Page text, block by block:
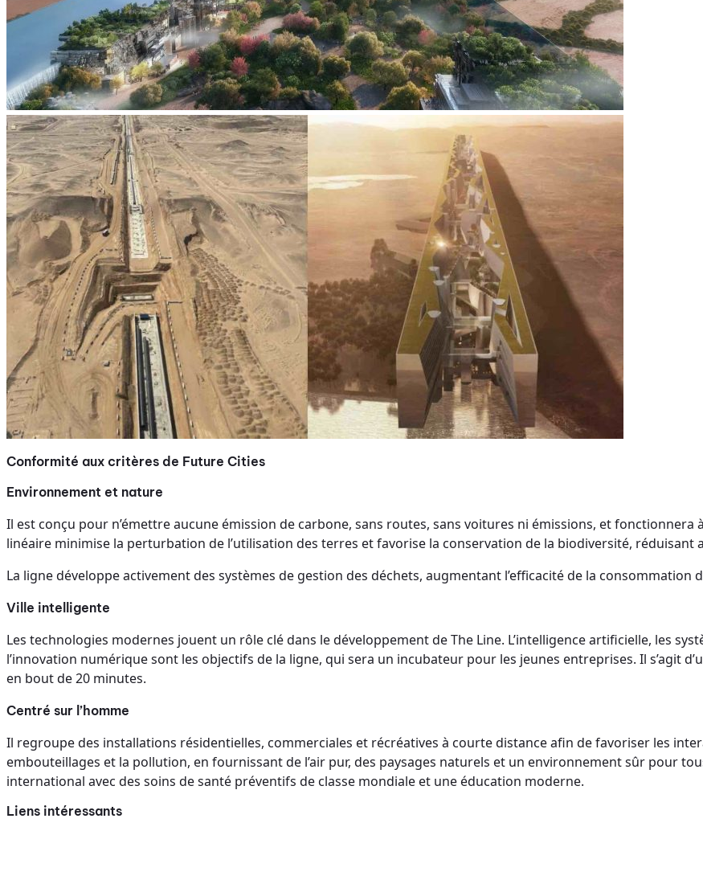
Conformité aux critères de Future Cities
Environnement et nature
Il est conçu pour n’émettre aucune émission de carbone, sans routes, sans voitures ni émissions, et fonctionnera
linéaire minimise la perturbation de l’utilisation des terres et favorise la conservation de la biodiversité, réduisant
La ligne développe activement des systèmes de gestion des déchets, augmentant l’efficacité de la consommation
Ville intelligente
Les technologies modernes jouent un rôle clé dans le développement de The Line. L’intelligence artificielle, les
l’innovation numérique sont les objectifs de la ligne, qui sera un incubateur pour les jeunes entreprises. Il s’agit
en bout de 20 minutes.
Centré sur l’homme
Il regroupe des installations résidentielles, commerciales et récréatives à courte distance afin de favoriser les
embouteillages et la pollution, en fournissant de l’air pur, des paysages naturels et un environnement sûr pour
international avec des soins de santé préventifs de classe mondiale et une éducation moderne.
Liens intéressants